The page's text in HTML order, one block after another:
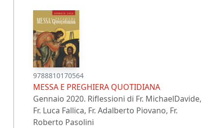
9788810170564
MESSA E PREGHIERA QUOTIDIANA
Gennaio 2020. Riflessioni di Fr. MichaelDavide,
Fr. Luca Fallica, Fr. Adalberto Piovano, Fr.
Roberto Pasolini